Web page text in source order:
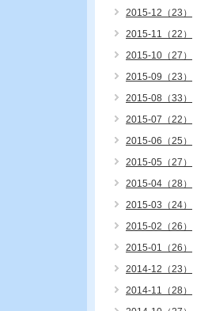
2015-12（23）
2015-11（22）
2015-10（27）
2015-09（23）
2015-08（33）
2015-07（22）
2015-06（25）
2015-05（27）
2015-04（28）
2015-03（24）
2015-02（26）
2015-01（26）
2014-12（23）
2014-11（28）